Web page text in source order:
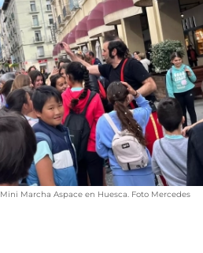
Marcha Aspace en Huesca. Foto Mercedes